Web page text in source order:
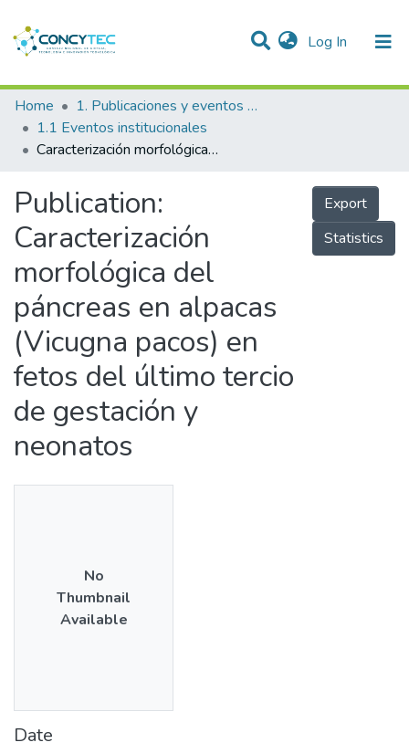
Log In (current)
Communities & Collections
Research Outputs
People
Statistics
Home
1. Publicaciones y eventos institucionales
1.1 Eventos institucionales
Caracterización morfológica del páncreas en alpacas (Vicugna pacos) en fetos del último tercio de gestación y neonatos
Publication:
Caracterización
morfológica del
páncreas en alpacas
(Vicugna pacos) en
fetos del último tercio
de gestación y
neonatos
Export
Statistics
No
Thumbnail
Available
Date